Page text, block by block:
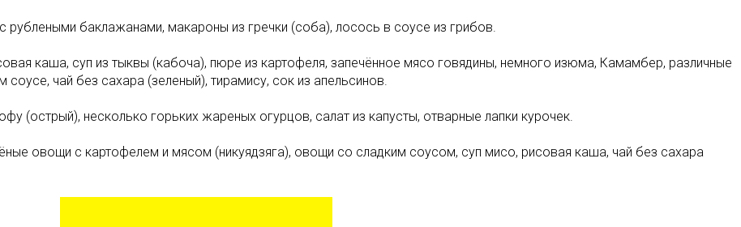
рублеными баклажанами, макароны из гречки (соба), лосось в соусе из грибов.
каша, суп из тыквы (кабоча), пюре из картофеля, запечённое мясо говядины, немного изюма, Камамбер, различные
чай без сахара (зеленый), тирамису, сок из апельсинов.
(острый), несколько горьких жареных огурцов, салат из капусты, отварные лапки курочек.
овощи с картофелем и мясом (никуядзяга), овощи со сладким соусом, суп мисо, рисовая каша, чай без сахара